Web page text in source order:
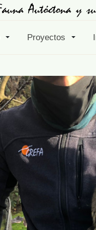
Proyectos